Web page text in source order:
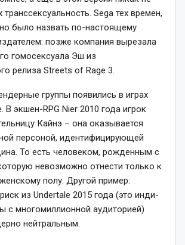
транссексуальность. Sega тех времен,
было назвать по-настоящему
позже компания вырезала
гомосексуала Эш из
релиза Streets of Rage 3.
группы появились в играх
В экшен-RPG Nier 2010 года игрок
Кайнэ – она оказывается
персоной, идентифицирующей
То есть человеком, рожденным с
невозможно отнести только к
полу. Другой пример:
из Undertale 2015 года (это инди-
с многомиллионной аудиторией)
нейтральным.